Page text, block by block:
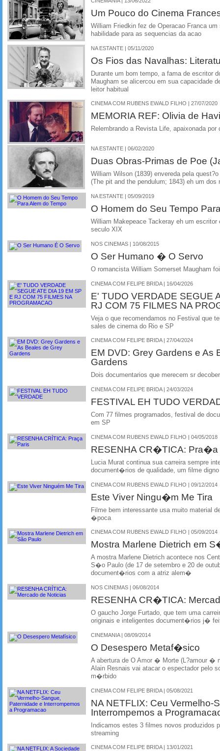
Um Pouco do Cinema
William Friedkin fez de Operacao Franca
habilidade para as sequencias da acao
NA ESTANTE | 05/11/2020
Os Fios das Navalhas:
Durante um bom tempo, a fama de escritor
Maugham se alicercou em sua capacidade
leitor habitual
CINEMA COM RUBENS EWALD FILHO | 27/07/2020
MEMORIA REF: Olivia de
Relembrando a Revista Life, apaixonada por
NA ESTANTE | 06/02/2020
Duas Obras-Primas de Poe
William Wilson (1839) envereda pela
(The pit and the pendulum; 1843) eh um
NA ESTANTE | 05/09/2019
O Homem do Seu Tempo
William Makepeace Tackeray eh um
seculo XIX
NOS CINEMAS | 10/08/2015
O Ser Humano � O Servo
O romancista William Somerset Maugham
CINEMA COM FELIPE BRIDA | 16/04/2026
E' TUDO VERDADE SEGUE
RJ COM 75 FILMES NA
Veja o que recomendamos no Festival que
sales de cinema do Rio e SP
CINEMA COM FELIPE BRIDA | 27/04/2024
EM DVD: Grey Gardens e As
Gardens
Dois documentarios que merecem sr
CINEMA COM FELIPE BRIDA | 24/03/2024
FESTIVAL EH TUDO
Com 77 filmes programados, festival de
em SP
CINEMA COM RUBENS EWALD FILHO | 04/05/2018
RESENHA CR�TICA: Pra�a
Lucia Murat continua sua carreira sempre
document�rios de qualidade, um filme
CINEMA COM RUBENS EWALD FILHO | 09/12/2014
Este Viver Ningu�m Me Tira
Filme bem interessante usa muito material
�poca
CINEMA COM RUBENS EWALD FILHO | 05/09/2014
Mostra Marlene Dietrich em
A mostra Marlene Dietrich acontece nos
S�o Paulo (de 17 de setembro e 20 de
document�rios com a atriz alem�
NOS CINEMAS | 06/08/2014
RESENHA CR�TICA:
O gaucho Jorge Furtado, que tem uma
originais e inteligentes document�rios j�
CINEMANIA | 08/09/2014
O Desespero Metaf�sico
A abertura de O Amor � Morte (L?amour �
Alain Resnais vai atacar o espectador pelo
m�rbido
CINEMA COM FELIPE BRIDA | 05/08/2021
NA NETFLIX: Ceu Vermelho-
Interrompemos a
Indicamos estes 3 filmes novos produzidos
streaming
CINEMA COM FELIPE BRIDA | 13/01/2021